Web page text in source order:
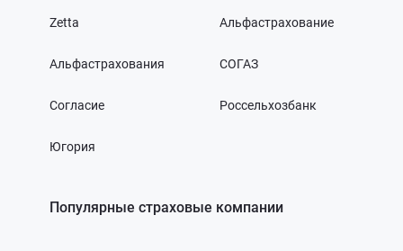
Zetta Альфастрахование
Альфастрахования СОГАЗ
Согласие Россельхозбанк
Югория
Популярные страховые компании